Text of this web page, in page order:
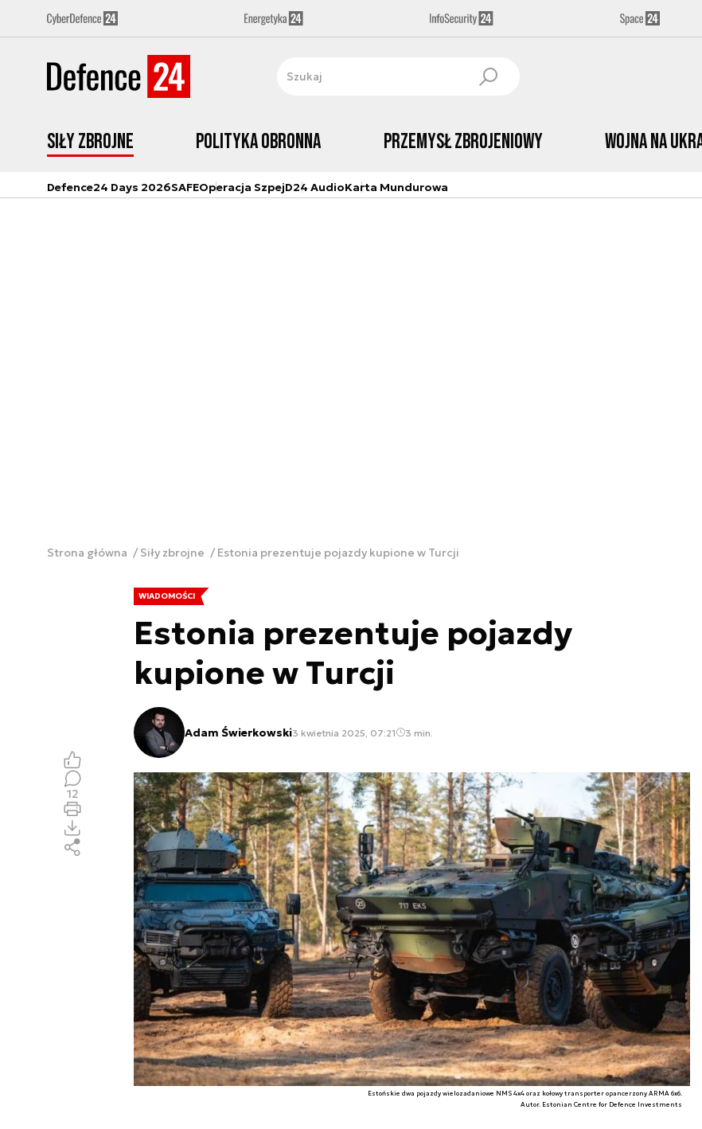
Siły zbrojne Polityka obronna Przemysł Zbrojeniowy Wojna na
Defence24 Days 2026SAFEOperacja SzpejD24 AudioKarta Mundurowa
Strona główna Siły zbrojne Estonia prezentuje pojazdy kupione w Turcji
WIADOMOŚCI
Estonia prezentuje pojazdy
kupione w Turcji
Adam Świerkowski3 kwietnia 2025, 07:21 3 min.
Estońskie dwa pojazdy wielozadaniowe NMS 4x4 oraz kołowy transporter opancerzony ARMA 6x6.
Autor. Estonian Centre for Defence Investments
12